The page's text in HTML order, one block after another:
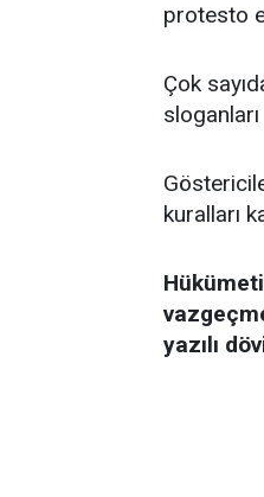
protesto
Çok
sloganları
kuralları
yazılı